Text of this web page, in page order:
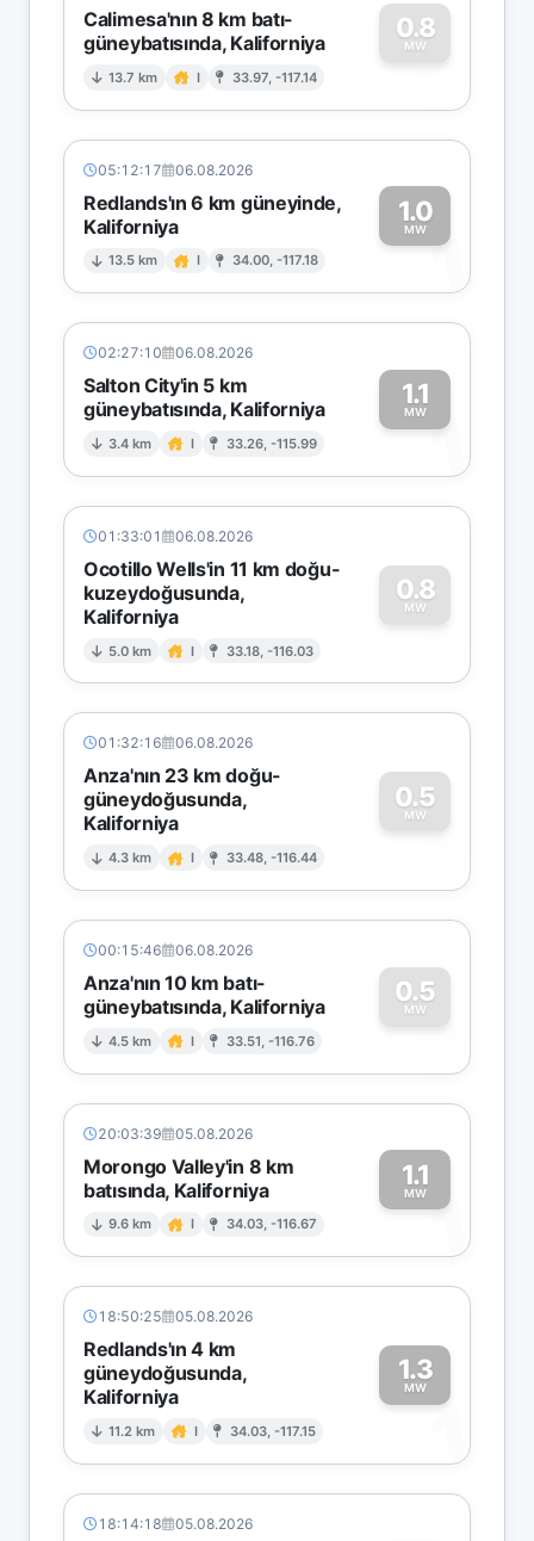
Calimesa'nın 8 km batı-
güneybatısında, Kaliforniya
13.7 km I 33.97, -117.14
0.8
MW
0
05:12:17 06.08.2026
Redlands'ın 6 km güneyinde,
Kaliforniya
13.5 km I 34.00, -117.18
1.0
MW1
02:27:10 06.08.2026
Salton City'in 5 km
güneybatısında, Kaliforniya
3.4 km I 33.26, -115.99
1.1
MW1
01:33:01 06.08.2026
Ocotillo Wells'in 11 km doğu-
kuzeydoğusunda,
Kaliforniya
5.0 km I 33.18, -116.03
0.8
MW
0
01:32:16 06.08.2026
Anza'nın 23 km doğu-
güneydoğusunda,
Kaliforniya
4.3 km I 33.48, -116.44
0.5
MW
0
00:15:46 06.08.2026
Anza'nın 10 km batı-
güneybatısında, Kaliforniya
4.5 km I 33.51, -116.76
0.5
MW
0
20:03:39 05.08.2026
Morongo Valley'in 8 km
batısında, Kaliforniya
9.6 km I 34.03, -116.67
1.1
MW1
18:50:25 05.08.2026
Redlands'ın 4 km
güneydoğusunda,
Kaliforniya
11.2 km I 34.03, -117.15
1.3
MW
1
18:14:18 05.08.2026